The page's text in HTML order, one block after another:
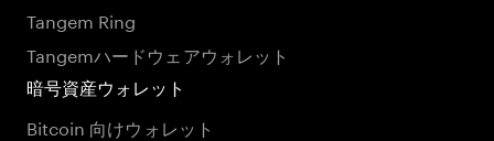
Tangem Ring
Tangemハードウェアウォレット
暗号資産ウォレット
Bitcoin 向けウォレット